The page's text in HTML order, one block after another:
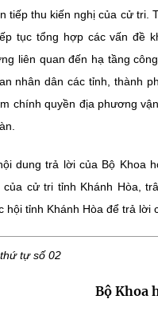
thuộc Bộ Khoa Học và
"https://mst.gov.vn" khi phát
tiếp thu kiến nghị của cử tri.
tục tổng hợp các vấn đề
liên quan đến hạ tầng
nhân dân các tỉnh, thành
chính quyền địa phương
àn.
dung trả lời của Bộ Khoa
của cử tri tỉnh Khánh Hòa,
hội tỉnh Khánh Hòa để trả lời
tự số 02
Bộ Khoa